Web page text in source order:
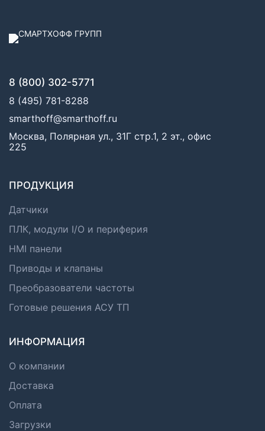
8 (800) 302-5771
8 (495) 781-8288
smarthoff@smarthoff.ru
Москва, Полярная ул., 31Г стр.1, 2 эт., офис
225
ПРОДУКЦИЯ
Датчики
ПЛК, модули I/O и периферия
HMI панели
Приводы и клапаны
Преобразователи частоты
Готовые решения АСУ ТП
ИНФОРМАЦИЯ
О компании
Доставка
Оплата
Загрузки